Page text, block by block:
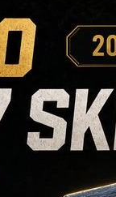
47 Skini:
Önerilere
keşfedin; bütçe
tercihlere kadar. Bu
iyi AK-47 skinini
seviyesi, aşınma,